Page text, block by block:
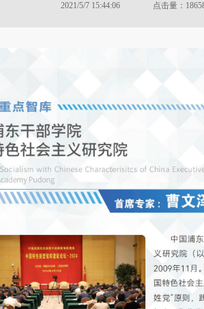
2021/5/7 15:44:06 点击量：